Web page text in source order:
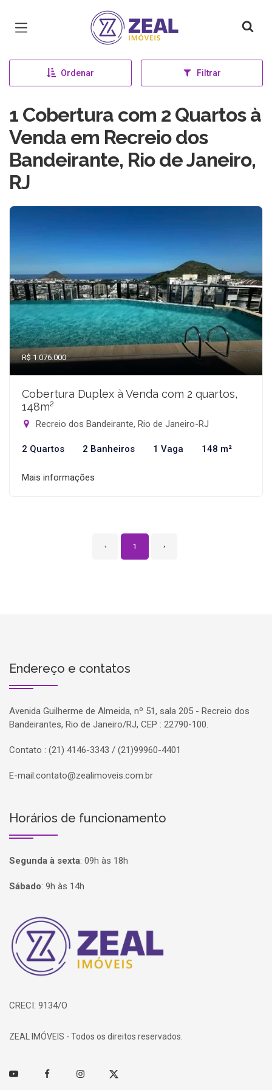
Página inicial
Ordenar Filtrar
1 Cobertura com 2 Quartos à
Venda em Recreio dos
Bandeirante, Rio de Janeiro,
RJ
R$ 1.076.000
Cobertura Duplex à Venda com 2 quartos,
148m²
Recreio dos Bandeirante, Rio de Janeiro-RJ
2 Quartos 2 Banheiros 1 Vaga 148 m²
Mais informações
‹ 1 ›
Endereço e contatos
Avenida Guilherme de Almeida, nº 51, sala 205 - Recreio dos
Bandeirantes, Rio de Janeiro/RJ, CEP : 22790-100.
Contato : (21) 4146-3343 / (21)99960-4401
E-mail:contato@zealimoveis.com.br
Horários de funcionamento
Segunda à sexta: 09h às 18h
Sábado: 9h às 14h
Página inicial
CRECI: 9134/O
ZEAL IMÓVEIS - Todos os direitos reservados.
Youtube FacebookInstagramTwitter